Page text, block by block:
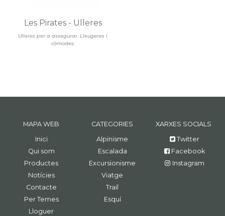
Ulleres per a assegurar. Lleugeres i
còmodes.
Les Pirates - Ulleres
MAPA WEB
Inici
Qui som
Productes
Notícies
Contacte
Per Temes
Lloguer
CATEGORIES
Alpinisme
Escalada
Excursionisme
Viatge
Trail
Esquí
XARXES SOCIALS
Twitter
Facebook
Instagram